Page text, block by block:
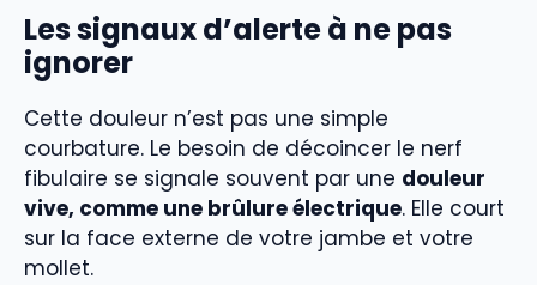
Les signaux d’alerte à ne pas
ignorer
Cette douleur n’est pas une simple
courbature. Le besoin de décoincer le nerf
fibulaire se signale souvent par une douleur
vive, comme une brûlure électrique. Elle court
sur la face externe de votre jambe et votre
mollet.